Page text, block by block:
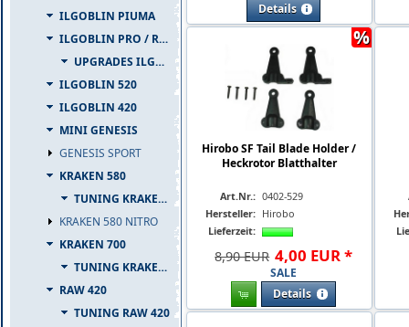
ILGOBLIN PIUMA
ILGOBLIN PRO / RAW 700
UPGRADES ILGOBLIN PRO / RAW 700
ILGOBLIN 520
ILGOBLIN 420
MINI GENESIS
GENESIS SPORT
KRAKEN 580
TUNING KRAKEN 580
KRAKEN 580 NITRO
KRAKEN 700
TUNING KRAKEN 700
RAW 420
TUNING RAW 420
Details
Hirobo SF Tail Blade Holder /
Heckrotor Blatthalter
Art.Nr.: 0402-529
Hersteller: Hirobo
Lieferzeit:
8,90 EUR 4,00 EUR*
SALE
Details
%